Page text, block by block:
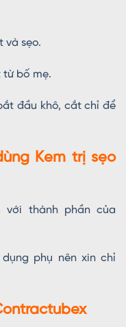
và sẹo.
từ bố mẹ.
đầu khô, cắt chỉ để
Kem trị sẹo
với thành phần của
phụ nên xin chỉ